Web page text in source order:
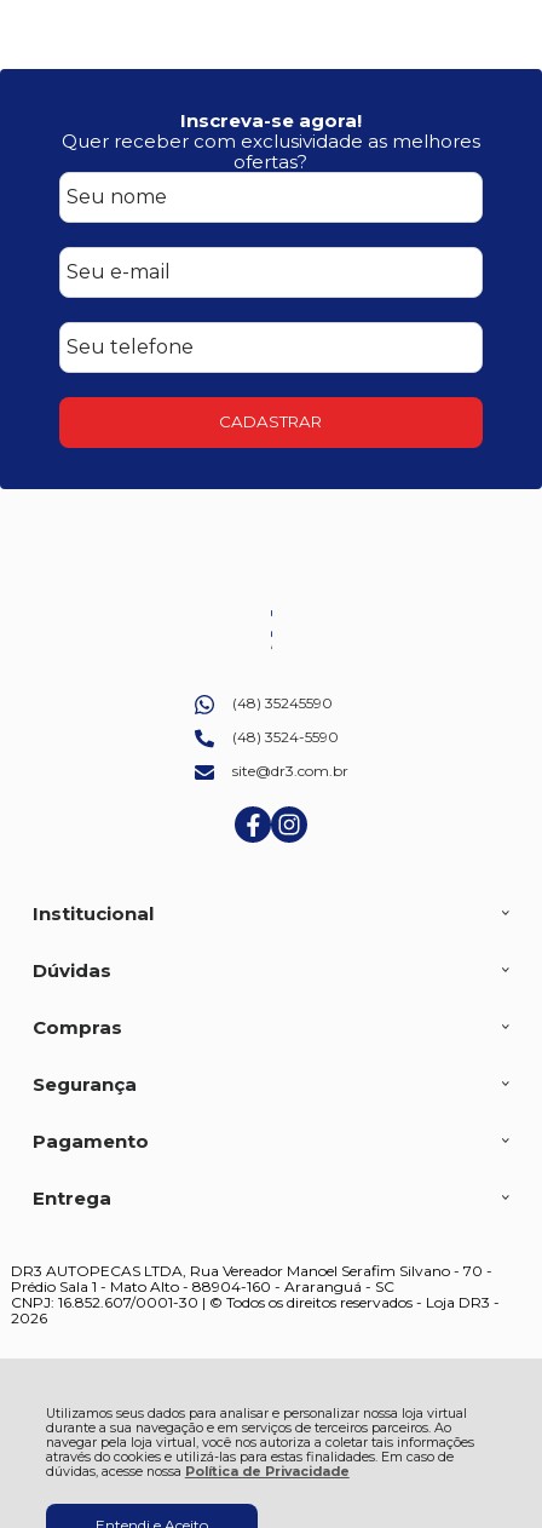
Utilizamos seus dados para analisar e personalizar nossa loja virtual
durante a sua navegação e em serviços de terceiros parceiros. Ao
navegar pela loja virtual, você nos autoriza a coletar tais informações
através do cookies e utilizá-las para estas finalidades. Em caso de
dúvidas, acesse nossa Política de Privacidade
Inscreva-se agora!
Quer receber com exclusividade as melhores
ofertas?
CADASTRAR
(48) 35245590
(48) 3524-5590
site@dr3.com.br
Institucional
Dúvidas
Compras
Segurança
Pagamento
Entrega
DR3 AUTOPECAS LTDA, Rua Vereador Manoel Serafim Silvano - 70 -
Prédio Sala 1 - Mato Alto - 88904-160 - Araranguá - SC
CNPJ: 16.852.607/0001-30 | © Todos os direitos reservados - Loja DR3 -
2026